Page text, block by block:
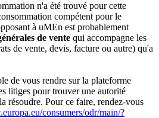
n'a été trouvé pour cette
compétent pour le
à uMEn est probablement
de vente qui accompagne les
de vente, devis, facture ou autre) qu'a
de vous rendre sur la plateforme
litiges pour trouver une autorité
résoudre. Pour ce faire, rendez-vous
consumers/odr/main/?